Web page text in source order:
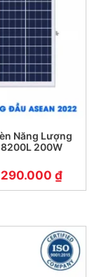
Năng Lượng
200W
₫